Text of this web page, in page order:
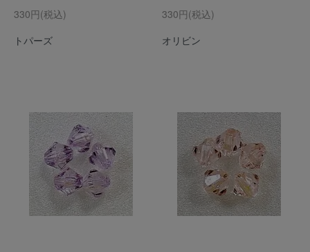
330円(税込)
トパーズ
330円(税込)
オリビン